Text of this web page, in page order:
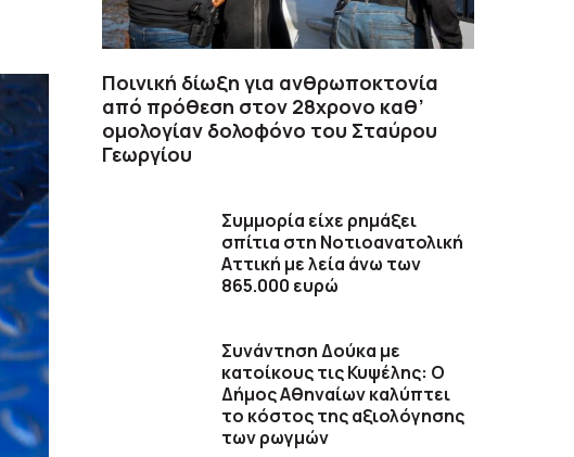
Ποινική δίωξη για ανθρωποκτονία
από πρόθεση στον 28χρονο καθ’
ομολογίαν δολοφόνο του Σταύρου
Γεωργίου
Συμμορία είχε ρημάξει
σπίτια στη Νοτιοανατολική
Αττική με λεία άνω των
865.000 ευρώ
Συνάντηση Δούκα με
κατοίκους τις Κυψέλης: Ο
Δήμος Αθηναίων καλύπτει
το κόστος της αξιολόγησης
των ρωγμών